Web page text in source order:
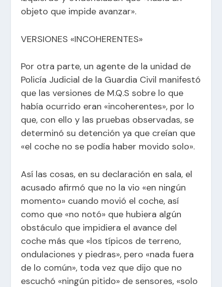
objeto que impide avanzar».
VERSIONES «INCOHERENTES»
Por otra parte, un agente de la unidad de
Policía Judicial de la Guardia Civil manifestó
que las versiones de M.Q.S sobre lo que
había ocurrido eran «incoherentes», por lo
que, con ello y las pruebas observadas, se
determinó su detención ya que creían que
«el coche no se podía haber movido solo».
Así las cosas, en su declaración en sala, el
acusado afirmó que no la vio «en ningún
momento» cuando movió el coche, así
como que «no notó» que hubiera algún
obstáculo que impidiera el avance del
coche más que «los típicos de terreno,
ondulaciones y piedras», pero «nada fuera
de lo común», toda vez que dijo que no
escuchó «ningún pitido» de sensores, «solo